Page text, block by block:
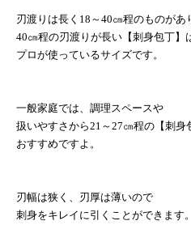
刃渡りは長く 18 ～40㎝程のものがあ
40㎝程の刃渡りが長い【刺身包丁】
プロが使っているサイズです。
一般家庭では、調理スペースや
扱いやすさから21 ～27㎝程の【刺身
おすすめですよ。
刃幅は狭く、刃厚は薄いので
刺身をキレイに引くことができます。